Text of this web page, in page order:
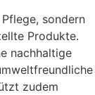
sondern
Produkte.
nachhaltige
zudem